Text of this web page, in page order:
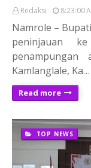
Redaksi 8:23:00
Namrole –
peninjauan
Kamlanglale, Ka…
Read more
TOP NEWS